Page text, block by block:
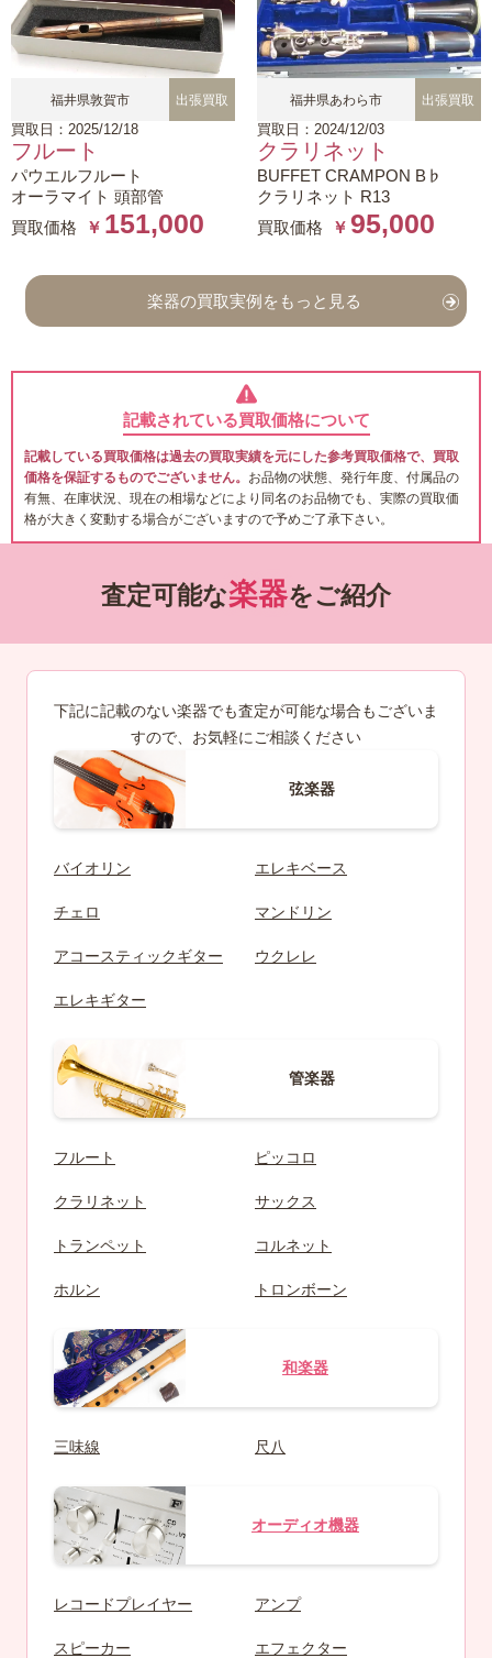
福井県敦賀市 出張買取
買取日：2025/12/18
フルート
パウエルフルート
オーラマイト 頭部管
買取価格
￥ 151,000
福井県あわら市 出張買取
買取日：2024/12/03
クラリネット
BUFFET CRAMPON B♭
クラリネット R13
買取価格
￥ 95,000
楽器の買取実例をもっと見る
記載されている買取価格について
記載している買取価格は過去の買取実績を元にした参考買取価格で、買取
価格を保証するものでございません。 お品物の状態、発行年度、付属品の
有無、在庫状況、現在の相場などにより同名のお品物でも、実際の買取価
格が大きく変動する場合がございますので予めご了承下さい。
査定可能な楽器をご紹介
下記に記載のない楽器でも査定が可能な場合もございま
すので、お気軽にご相談ください
弦楽器
バイオリン エレキベース
チェロ マンドリン
アコースティックギター ウクレレ
エレキギター
管楽器
フルート ピッコロ
クラリネット サックス
トランペット コルネット
ホルン トロンボーン
和楽器
三味線 尺八
オーディオ機器
レコードプレイヤー アンプ
スピーカー エフェクター